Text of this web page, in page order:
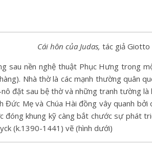
Cái hôn của Judas, tác giả Giotto
sau nền nghệ thuật Phục Hưng trong
Nhà thờ là các mạnh thường quân
đặt sau bệ thờ và những tranh tường
Đức Mẹ và Chúa Hài đồng vây quanh
đóng khung kỹ càng bắt chước sự phát
(k.1390-1441) vẽ (hình dưới)